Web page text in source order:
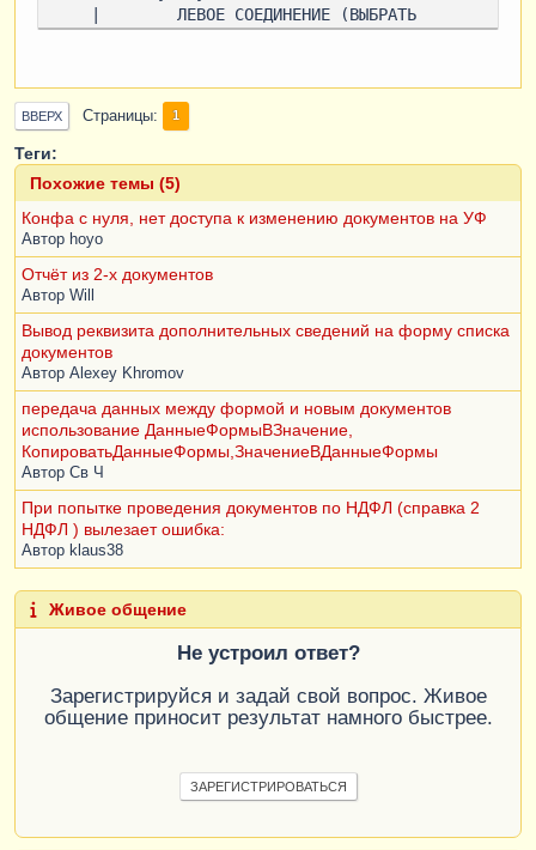
РеализацияТоваровУслуг.СсылкаНаСчет КАК
СсылкаНаСчет
    |        ИЗ
Документ.РеализацияТоваровУслуг КАК
РеализацияТоваровУслуг ГДЕ
РеализацияТоваровУслуг.Проведен = ИСТИНА )
КАК РеализацииДок
    |        ПО СчетНаОплатуПокупателю.Ссылка
= РеализацииДок.СсылкаНаСчет
    |        ЛЕВОЕ СОЕДИНЕНИЕ (ВЫБРАТЬ
    |            НалоговаяНакладная.Ссылка
КАК Ссылка,
НалоговаяНакладная.ДокументОснование КАК
СсылкаНаСчет
    |        ИЗ
    |            Документ.НалоговаяНакладная
КАК НалоговаяНакладная ГДЕ
НалоговаяНакладная.Проведен = ИСТИНА) КАК
НалогНакл
= НалогНакл.СсылкаНаСчет
    |        ЛЕВОЕ СОЕДИНЕНИЕ (ВЫБРАТЬ
    |
ПриходныйКассовыйОрдер.СсылкаНаСчет КАК
ПриходныйКассовыйОрдер ГДЕ
ВВЕРХ Страницы 1
Теги:
Похожие темы (5)
Конфа с нуля, нет доступа к изменению документов на УФ
Автор hoyo
Отчёт из 2-х документов
Автор Will
Вывод реквизита дополнительных сведений на форму списка
документов
Автор Alexey Khromov
передача данных между формой и новым документов
использование ДанныеФормыВЗначение,
КопироватьДанныеФормы,ЗначениеВДанныеФормы
Автор Св Ч
При попытке проведения документов по НДФЛ (справка 2
НДФЛ ) вылезает ошибка:
Автор klaus38
Живое общение
Не устроил ответ?
Зарегистрируйся и задай свой вопрос. Живое
общение приносит результат намного быстрее.
ЗАРЕГИСТРИРОВАТЬСЯ